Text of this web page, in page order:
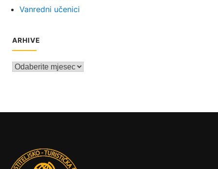
Vanredni učenici
ARHIVE
Arhive